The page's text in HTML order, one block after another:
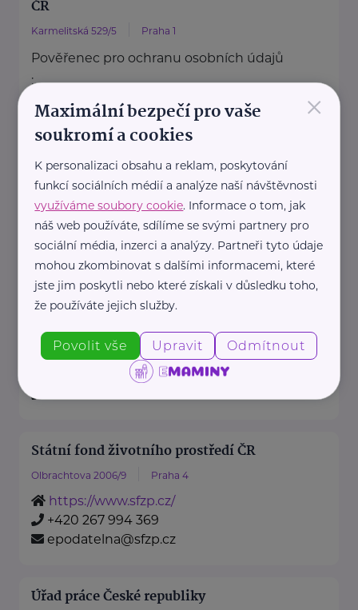
ČR
Karmelitská 529/5 Praha 1
Pověřenec pro ochranu osobních údajů
:
Mgr. Šárka Jílková,
+420 234 811 105, gdpr@msmt.cz
oznamovatelů
: Mgr. ...
https://www.msmt.cz/
+420 234 811 111
posta@msmt.cz
Loretánské náměstí 5 Praha 1 – Hradčany
https://www.mzv.cz/
Státní fond životního prostředí ČR
Olbrachtova 2006/9 Praha 4
https://www.sfzp.cz/
+420 267 994 369
epodatelna@sfzp.cz
Úřad práce České republiky
×
Maximální bezpečí pro vaše
soukromí a cookies
K personalizaci obsahu a reklam, poskytování
funkcí sociálních médií a analýze naší návštěvnosti
využíváme soubory cookie. Informace o tom, jak
náš web používáte, sdílíme se svými partnery pro
sociální média, inzerci a analýzy. Partneři tyto údaje
mohou zkombinovat s dalšími informacemi, které
jste jim poskytli nebo které získali v důsledku toho,
že používáte jejich služby.
Povolit vše Upravit Odmítnout